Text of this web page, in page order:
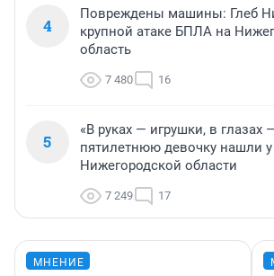
4
Повреждены машины: Глеб
крупной атаке БПЛА на
область
7 480 16
5
«В руках — игрушки, в глазах
пятилетнюю девочку нашли у
Нижегородской области
7 249 17
МНЕНИЕ